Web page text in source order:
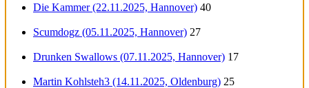
Die Kammer (22.11.2025, Hannover) 40
Scumdogz (05.11.2025, Hannover) 27
Drunken Swallows (07.11.2025, Hannover) 17
Martin Kohlsteh3 (14.11.2025, Oldenburg) 25